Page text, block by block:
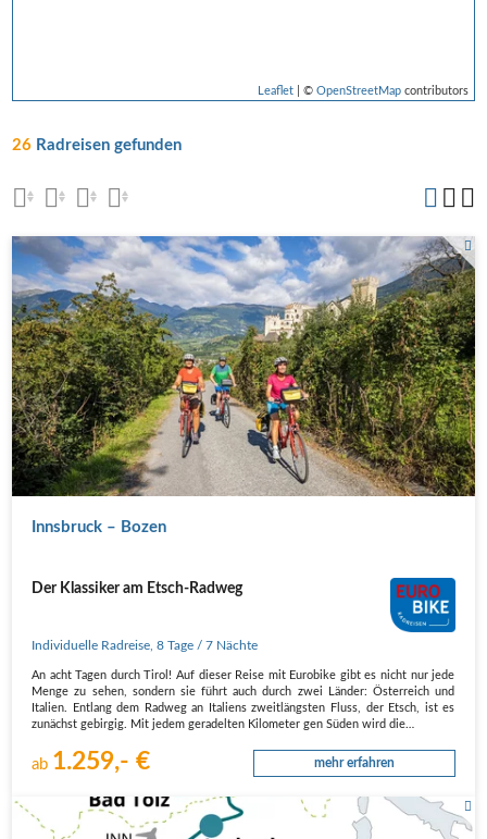
Leaflet| © OpenStreetMapcontributors
26 Radreisen gefunden
Radfahrer in der Nähe von Churburg
Innsbruck – Bozen
Der Klassiker am Etsch-Radweg
Individuelle Radreise ,8 Tage / 7 Nächte
An acht Tagen durch Tirol! Auf dieser Reise mit Eurobike gibt es nicht nur jede
Menge zu sehen, sondern sie führt auch durch zwei Länder: Österreich und
Italien. Entlang dem Radweg an Italiens zweitlängsten Fluss, der Etsch, ist es
zunächst gebirgig. Mit jedem geradelten Kilometer gen Süden wird die…
ab 1.259,- € mehr erfahren